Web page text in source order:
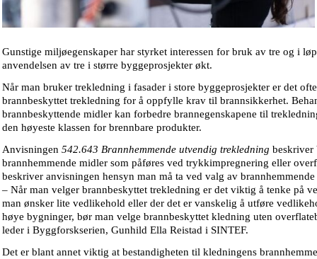
Gunstige miljøegenskaper har styrket interessen for bruk av tre og i
anvendelsen av tre i større byggeprosjekter økt.
Når man bruker trekledning i fasader i store byggeprosjekter er det
brannbeskyttet trekledning for å oppfylle krav til brannsikkerhet.
brannbeskyttende midler kan forbedre brannegenskapene til
den høyeste klassen for brennbare produkter.
Anvisningen 542.643 Brannhemmende utvendig trekledning beskriver
brannhemmende midler som påføres ved trykkimpregnering eller
beskriver anvisningen hensyn man må ta ved valg av
– Når man velger brannbeskyttet trekledning er det viktig å tenke på
man ønsker lite vedlikehold eller der det er vanskelig å utføre
høye bygninger, bør man velge brannbeskyttet kledning uten
leder i Byggforskserien, Gunhild Ella Reistad i SINTEF.
Det er blant annet viktig at bestandigheten til kledningens